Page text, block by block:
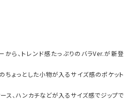
ら、トレンド感たっぷりのバラVer.が新登
ちょっとした小物が入るサイズ感のポケット
ス、ハンカチなどが入るサイズ感でジップで